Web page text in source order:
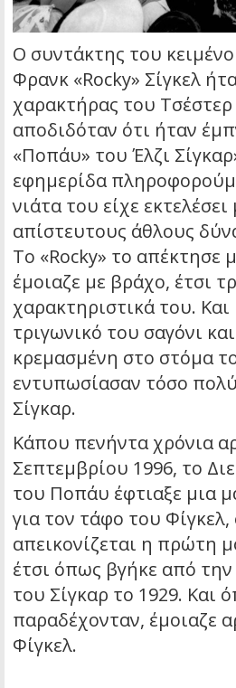
Ο συντάκτης του
Φρανκ «Rocky» Σίγκελ
χαρακτήρας του Τσέστερ
αποδιδόταν ότι ήταν
«Ποπάυ» του Έλζι
εφημερίδα
νιάτα του είχε εκτελέσει
απίστευτους άθλους
Το «Rocky» το απέκτησε
έμοιαζε με βράχο, έτσι
χαρακτηριστικά του.
τριγωνικό του σαγόνι
κρεμασμένη στο στόμα
εντυπωσίασαν τόσο
Σίγκαρ.
Κάπου πενήντα χρόνια
Σεπτεμβρίου 1996, το
του Ποπάυ έφτιαξε μια
για τον τάφο του
απεικονίζεται η πρώτη
έτσι όπως βγήκε από
του Σίγκαρ το 1929. Και
παραδέχονταν, έμοιαζε
Φίγκελ.